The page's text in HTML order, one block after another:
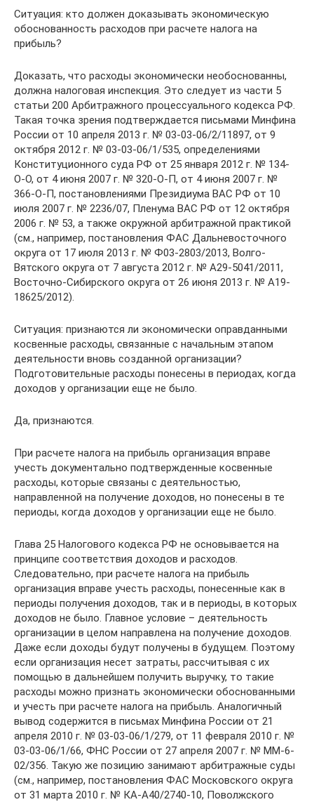
Ситуация: кто должен доказывать экономическую
обоснованность расходов при расчете налога на
прибыль?
Доказать, что расходы экономически необоснованны,
должна налоговая инспекция. Это следует из части 5
статьи 200 Арбитражного процессуального кодекса РФ.
Такая точка зрения подтверждается письмами Минфина
России от 10 апреля 2013 г. № 03-03-06/2/11897, от 9
октября 2012 г. № 03-03-06/1/535, определениями
Конституционного суда РФ от 25 января 2012 г. № 134-
О-О, от 4 июня 2007 г. № 320-О-П, от 4 июня 2007 г. №
366-О-П, постановлениями Президиума ВАС РФ от 10
июля 2007 г. № 2236/07, Пленума ВАС РФ от 12 октября
2006 г. № 53, а также окружной арбитражной практикой
(см., например, постановления ФАС Дальневосточного
округа от 17 июля 2013 г. № Ф03-2803/2013, Волго-
Вятского округа от 7 августа 2012 г. № А29-5041/2011,
Восточно-Сибирского округа от 26 июня 2013 г. № А19-
18625/2012).
Ситуация: признаются ли экономически оправданными
косвенные расходы, связанные с начальным этапом
деятельности вновь созданной организации?
Подготовительные расходы понесены в периодах, когда
доходов у организации еще не было.
Да, признаются.
При расчете налога на прибыль организация вправе
учесть документально подтвержденные косвенные
расходы, которые связаны с деятельностью,
направленной на получение доходов, но понесены в те
периоды, когда доходов у организации еще не было.
Глава 25 Налогового кодекса РФ не основывается на
принципе соответствия доходов и расходов.
Следовательно, при расчете налога на прибыль
организация вправе учесть расходы, понесенные как в
периоды получения доходов, так и в периоды, в которых
доходов не было. Главное условие – деятельность
организации в целом направлена на получение доходов.
Даже если доходы будут получены в будущем. Поэтому
если организация несет затраты, рассчитывая с их
помощью в дальнейшем получить выручку, то такие
расходы можно признать экономически обоснованными
и учесть при расчете налога на прибыль. Аналогичный
вывод содержится в письмах Минфина России от 21
апреля 2010 г. № 03-03-06/1/279, от 11 февраля 2010 г. №
03-03-06/1/66, ФНС России от 27 апреля 2007 г. № ММ-6-
02/356. Такую же позицию занимают арбитражные суды
(см., например, постановления ФАС Московского округа
от 31 марта 2010 г. № КА-А40/2740-10, Поволжского